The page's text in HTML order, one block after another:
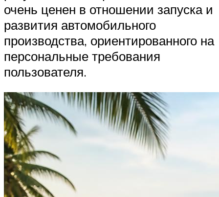
очень ценен в отношении запуска и
развития автомобильного
производства, ориентированного на
персональные требования
пользователя.